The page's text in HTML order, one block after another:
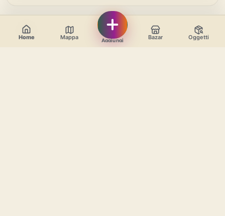
Potrebbe interessarti
Home Mappa Aggiungi Bazar Oggetti